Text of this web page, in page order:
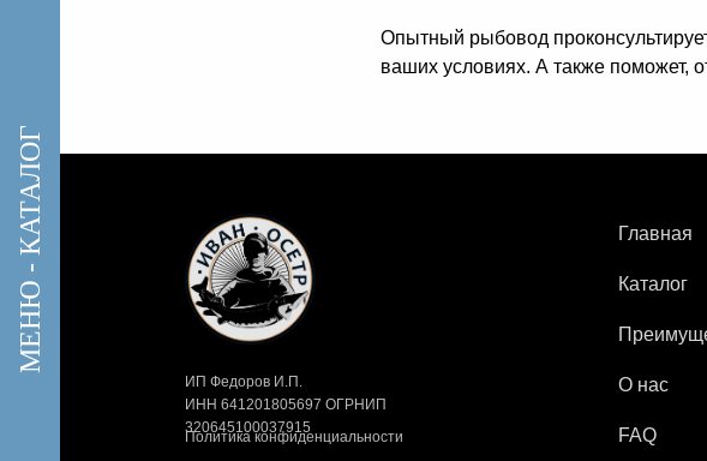
МЕНЮ - КАТАЛОГ
Опытный рыбовод
ваших условиях. А также поможет,
ИП Федоров И.П.
ИНН 641201805697 ОГРНИП
320645100037915
Политика конфиденциальности
Главная
Каталог
О нас
FAQ